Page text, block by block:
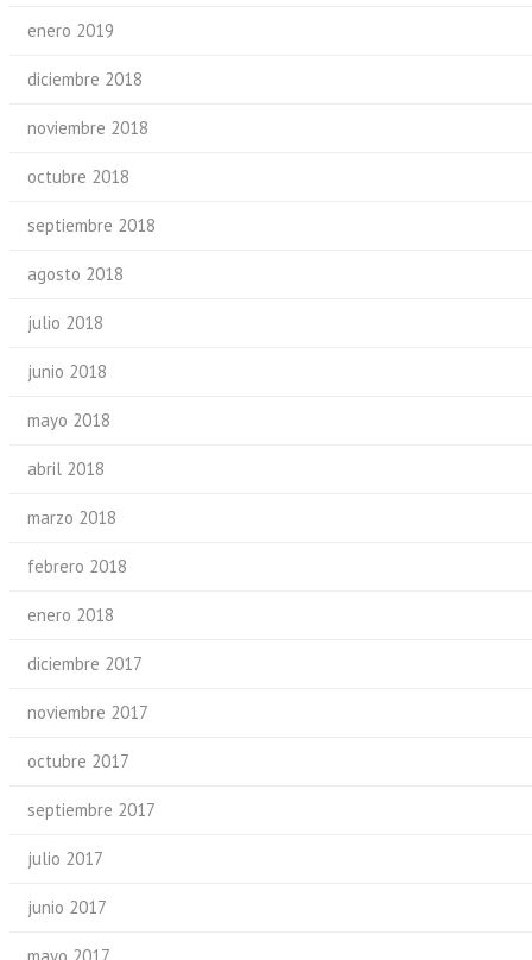
enero 2019
diciembre 2018
noviembre 2018
octubre 2018
septiembre 2018
agosto 2018
julio 2018
junio 2018
mayo 2018
abril 2018
marzo 2018
febrero 2018
enero 2018
diciembre 2017
noviembre 2017
octubre 2017
septiembre 2017
julio 2017
junio 2017